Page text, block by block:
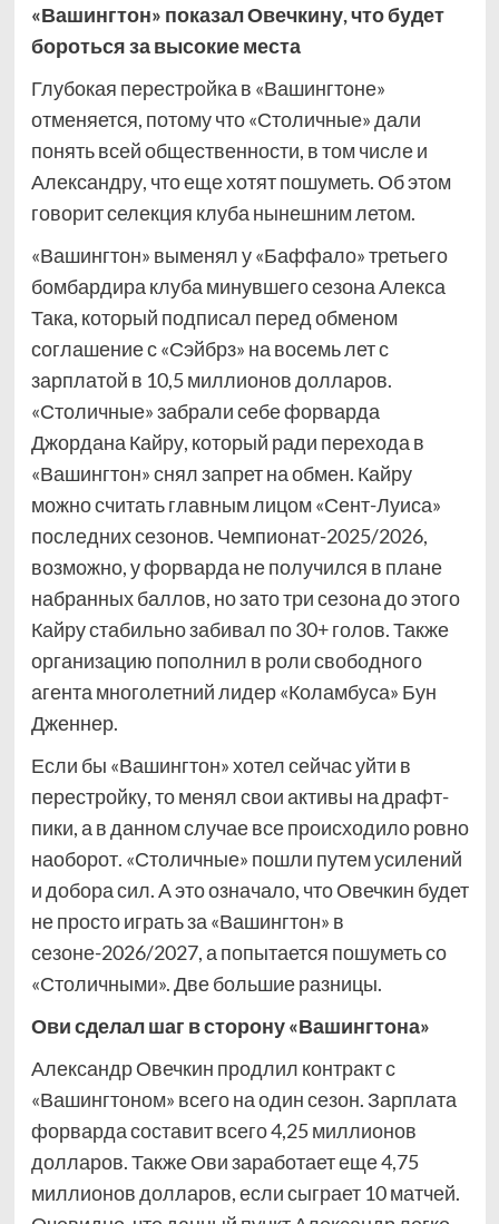
«Вашингтон» показал Овечкину, что будет
бороться за высокие места
Глубокая перестройка в «Вашингтоне»
отменяется, потому что «Столичные» дали
понять всей общественности, в том числе и
Александру, что еще хотят пошуметь. Об этом
говорит селекция клуба нынешним летом.
«Вашингтон» выменял у «Баффало» третьего
бомбардира клуба минувшего сезона Алекса
Така, который подписал перед обменом
соглашение с «Сэйбрз» на восемь лет с
зарплатой в 10,5 миллионов долларов.
«Столичные» забрали себе форварда
Джордана Кайру, который ради перехода в
«Вашингтон» снял запрет на обмен. Кайру
можно считать главным лицом «Сент-Луиса»
последних сезонов. Чемпионат-2025/2026,
возможно, у форварда не получился в плане
набранных баллов, но зато три сезона до этого
Кайру стабильно забивал по 30+ голов. Также
организацию пополнил в роли свободного
агента многолетний лидер «Коламбуса» Бун
Дженнер.
Если бы «Вашингтон» хотел сейчас уйти в
перестройку, то менял свои активы на драфт-
пики, а в данном случае все происходило ровно
наоборот. «Столичные» пошли путем усилений
и добора сил. А это означало, что Овечкин будет
не просто играть за «Вашингтон» в
сезоне-2026/2027, а попытается пошуметь со
«Столичными». Две большие разницы.
Ови сделал шаг в сторону «Вашингтона»
Александр Овечкин продлил контракт с
«Вашингтоном» всего на один сезон. Зарплата
форварда составит всего 4,25 миллионов
долларов. Также Ови заработает еще 4,75
миллионов долларов, если сыграет 10 матчей.